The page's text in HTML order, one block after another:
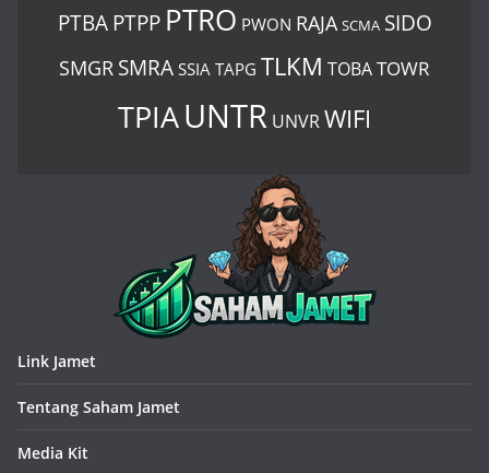
PTBA PTPP PTRO PWON RAJA SCMA SIDO
SMGR SMRA SSIA TAPG TLKM TOBATOWR
TPIAUNTR UNVRWIFI
Link Jamet
Tentang Saham Jamet
Media Kit